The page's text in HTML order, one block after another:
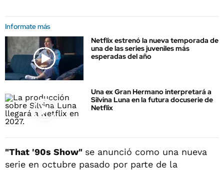
Informate más
Netflix estrenó la nueva temporada de
una de las series juveniles más
esperadas del año
Una ex Gran Hermano interpretará a
Silvina Luna en la futura docuserie de
Netflix
"That '90s Show" se anunció como una nueva
serie en octubre pasado por parte de la